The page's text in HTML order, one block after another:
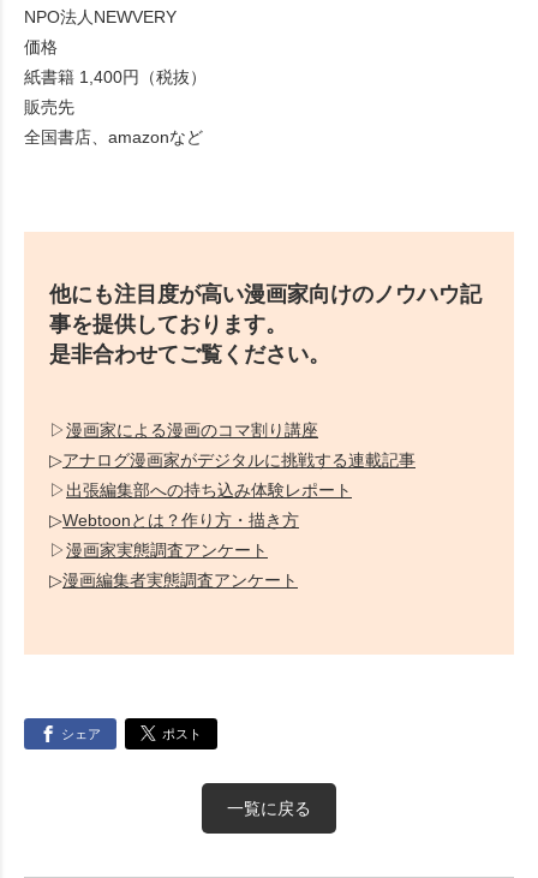
NPO法人NEWVERY
価格
紙書籍 1,400円（税抜）
販売先
全国書店、amazonなど
他にも注目度が高い漫画家向けのノウハウ記
事を提供しております。
是非合わせてご覧ください。
▷漫画家による漫画のコマ割り講座
▷アナログ漫画家がデジタルに挑戦する連載記事
▷ 出張編集部への持ち込み体験レポート
▷Webtoonとは？作り方・描き方
▷漫画家実態調査アンケート
▷漫画編集者実態調査アンケート
シェア ポスト
一覧に戻る